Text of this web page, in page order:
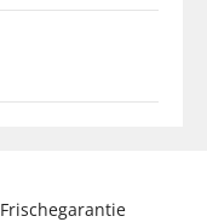
Frischegarantie